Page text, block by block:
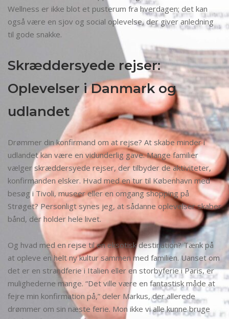
Wellness er ikke blot et pusterum fra hverdagen; det kan
også være en sjov og social oplevelse, der giver anledning
til gode snakke.
Skræddersyede rejser:
Oplevelser i Danmark og
udlandet
Drømmer din konfirmand om at rejse? At skabe minder i
udlandet kan være en vidunderlig gave. Mange familier
vælger skræddersyede rejser, der tilbyder de aktiviteter,
konfirmanden elsker. Hvad med en tur til København med
besøg i Tivoli, museer eller en omgang shopping på
Strøget? Personligt synes jeg, at sådanne oplevelser skaber
bånd, der holder hele livet.
Og hvad med en rejse til en eksotisk destination? Tænk på
at opleve en helt ny kultur sammen med familien. Uanset om
det er en strandferie i Italien eller en storbyferie i Paris, er
mulighederne mange. “Det ville være en fantastisk måde at
fejre min konfirmation på,” deler Markus, der allerede
drømmer om sin næste ferie. Mon ikke vi alle kunne bruge